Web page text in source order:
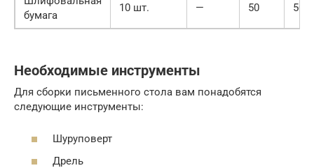
бумага
10 шт. — 50 500
Необходимые инструменты
Для сборки письменного стола вам понадобятся
следующие инструменты:
Шуруповерт
Дрель